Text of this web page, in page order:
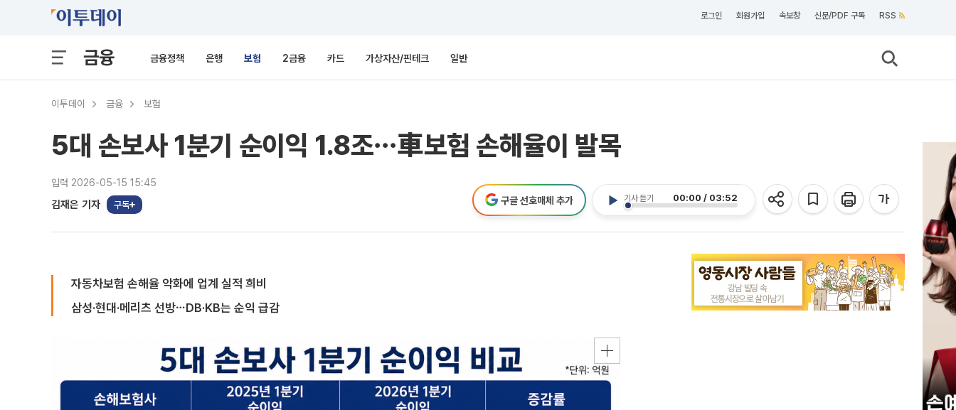
로그인 회원가입 속보창 신문/PDF 구독 RSS
금융 금융정책 은행 보험 2금융 카드 가상자산/핀테크 일반
이투데이 금융 보험
5대 손보사 1분기 순이익 1.8조⋯車보험 손해율이 발목
입력 2026-05-15 15:45
김재은 기자 구독
기사 듣기 00:00 / 03:52
구글 선호매체 추가
자동차보험 손해율 악화에 업계 실적 희비
삼성·현대·메리츠 선방⋯DB·KB는 순익 급감